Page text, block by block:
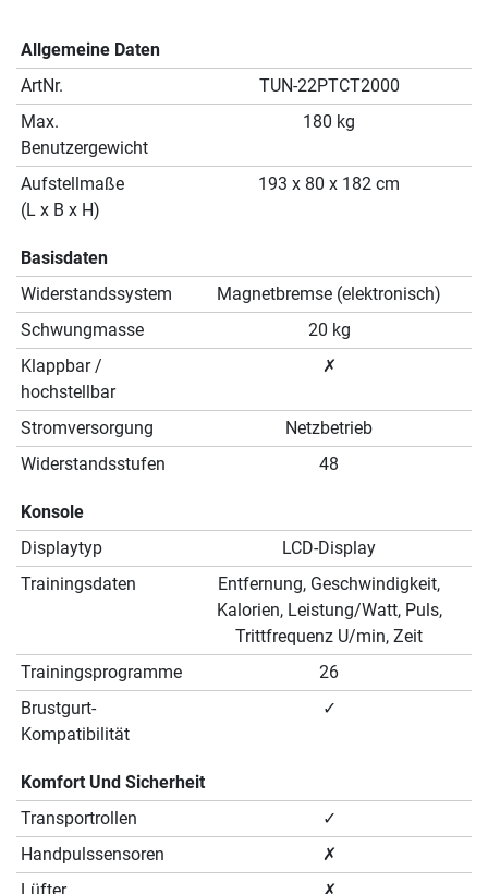
Allgemeine Daten
ArtNr.
TUN-22PTCT2000
Max.
Benutzergewicht
180 kg
Aufstellmaße
(L x B x H)
193 x 80 x 182 cm
Basisdaten
Widerstandssystem
Magnetbremse (elektronisch)
Schwungmasse
20 kg
Klappbar /
hochstellbar
✗
Stromversorgung
Netzbetrieb
Widerstandsstufen
48
Konsole
Displaytyp
LCD-Display
Trainingsdaten
Entfernung, Geschwindigkeit,
Kalorien, Leistung/Watt, Puls,
Trittfrequenz U/min, Zeit
Trainingsprogramme
26
Brustgurt-
Kompatibilität
✓
Komfort Und Sicherheit
Transportrollen
✓
Handpulssensoren
✗